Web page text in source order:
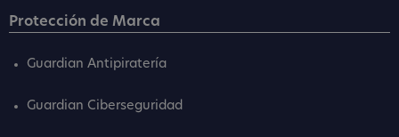
Protección de Marca
Guardian Antipiratería
Guardian Ciberseguridad